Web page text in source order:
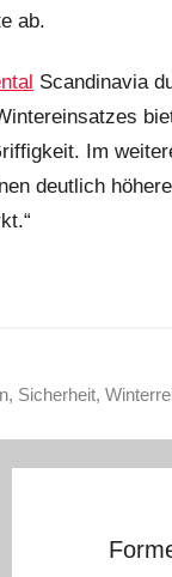
ab.
Scandinavia
Im
deutlich
, Sicherheit,